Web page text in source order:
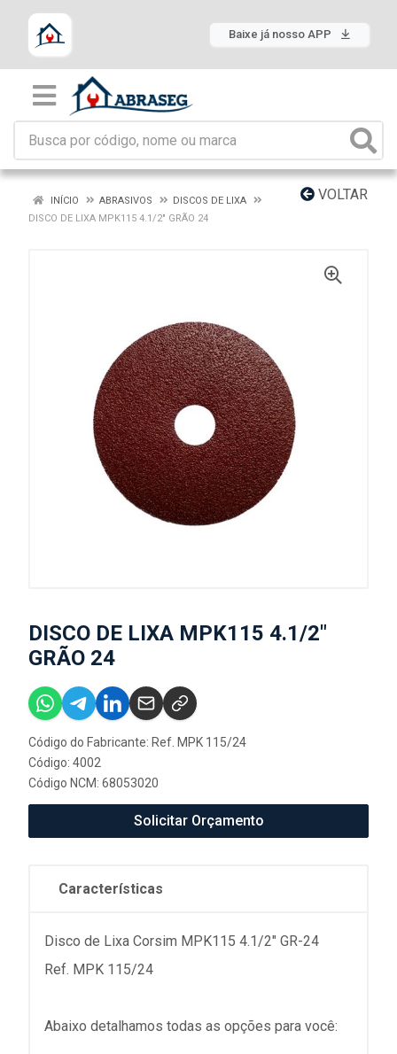
Baixe já nosso APP
VOLTAR
INÍCIO ABRASIVOS
DISCOS DE LIXA
DISCO DE LIXA MPK115 4.1/2" GRÃO 24
DISCO DE LIXA MPK115 4.1/2"
GRÃO 24
Código do Fabricante: Ref. MPK 115/24
Código: 4002
Código NCM: 68053020
Solicitar Orçamento
Características
Disco de Lixa Corsim MPK115 4.1/2" GR-24
Ref. MPK 115/24
Abaixo detalhamos todas as opções para você: